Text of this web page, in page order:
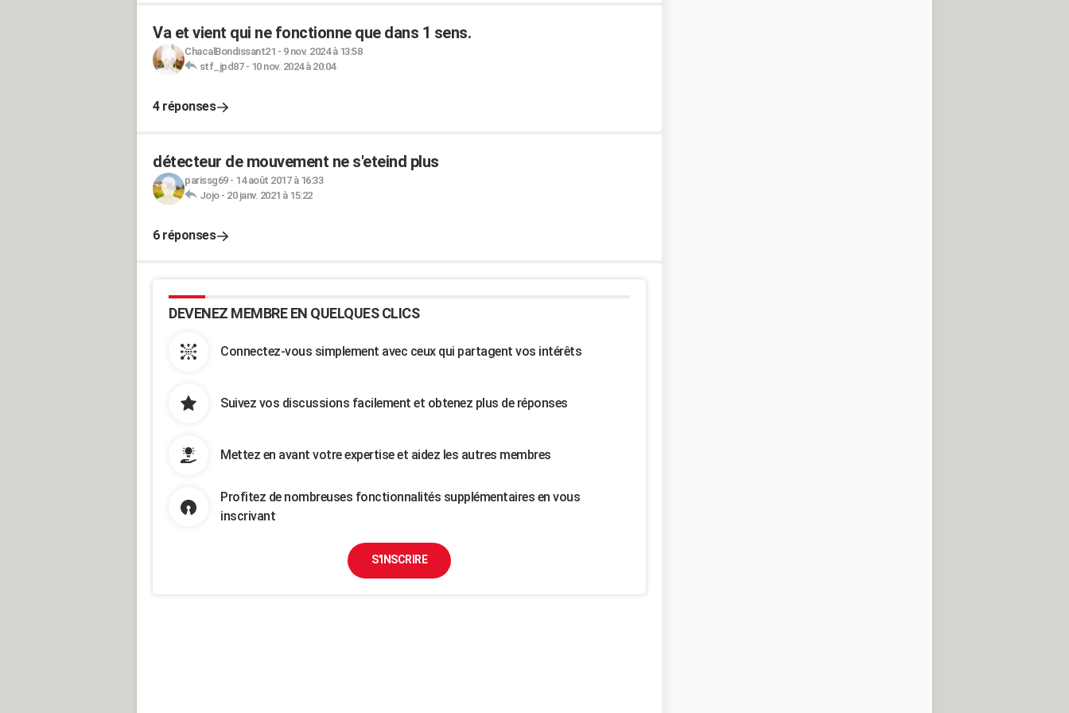
Va et vient qui ne fonctionne que dans 1 sens.
ChacalBondissant21 - 9 nov. 2024 à 13:58
stf_jpd87- 10 nov. 2024 à 20:04
4 réponses
détecteur de mouvement ne s'eteind plus
parissg69- 14 août 2017 à 16:33
Jojo- 20 janv. 2021 à 15:22
6 réponses
DEVENEZ MEMBRE EN QUELQUES CLICS
Connectez-vous simplement avec ceux qui partagent vos intérêts
Suivez vos discussions facilement et obtenez plus de réponses
Mettez en avant votre expertise et aidez les autres membres
Profitez de nombreuses fonctionnalités supplémentaires en vous
inscrivant
S'INSCRIRE